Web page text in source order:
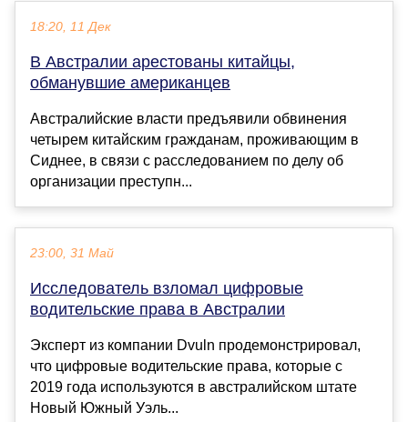
18:20, 11 Дек
В Австралии арестованы китайцы,
обманувшие американцев
Австралийские власти предъявили обвинения
четырем китайским гражданам, проживающим в
Сиднее, в связи с расследованием по делу об
организации преступн...
23:00, 31 Май
Исследователь взломал цифровые
водительские права в Австралии
Эксперт из компании Dvuln продемонстрировал,
что цифровые водительские права, которые с
2019 года используются в австралийском штате
Новый Южный Уэль...